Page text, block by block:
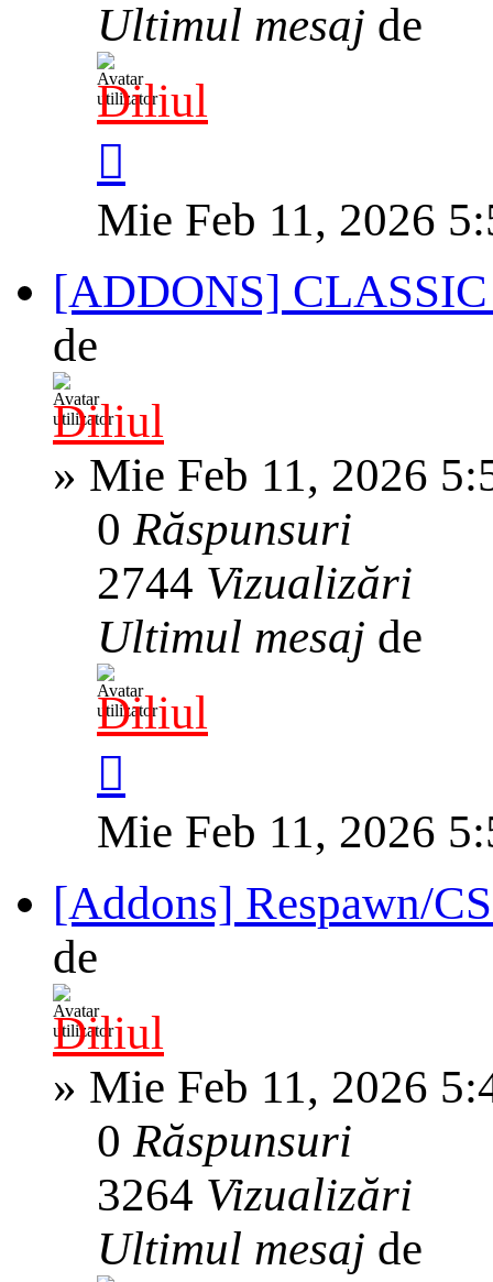
Ultimul mesaj de
Diliul
Mie Feb 11, 2026
[ADDONS]
de
Diliul
» Mie Feb 11, 2026
0Răspunsuri
2744 Vizualizări
Ultimul mesaj de
Diliul
Mie Feb 11, 2026
[Addons] Respawn/
de
Diliul
» Mie Feb 11, 2026
0Răspunsuri
3264 Vizualizări
Ultimul mesaj de